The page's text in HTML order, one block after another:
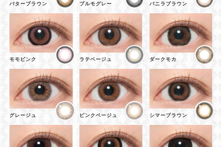
バターブラウン プルモグレー バニラブラウン
モモピンク ラテベージュ ダークモカ
グレージュ ピンクベージュ シマーブラウン